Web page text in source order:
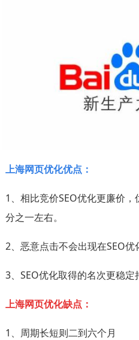
上海网页优化优点：
1、相比竞价SEO优化更廉价
分之一左右。
2、恶意点击不会出现在SEO优
3、SEO优化取得的名次更稳定
上海网页优化缺点：
1、周期长短则二到六个月